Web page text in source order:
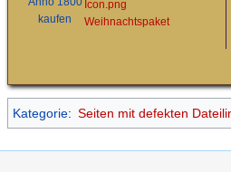
kaufen
Icon.png
Weihnachtspaket
Kategorie: Seiten mit defekten